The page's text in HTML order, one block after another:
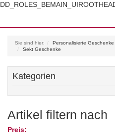
Sie sind hier: Personalisierte Geschenke
Sekt Geschenke
Kategorien
Artikel filtern nach
Preis: